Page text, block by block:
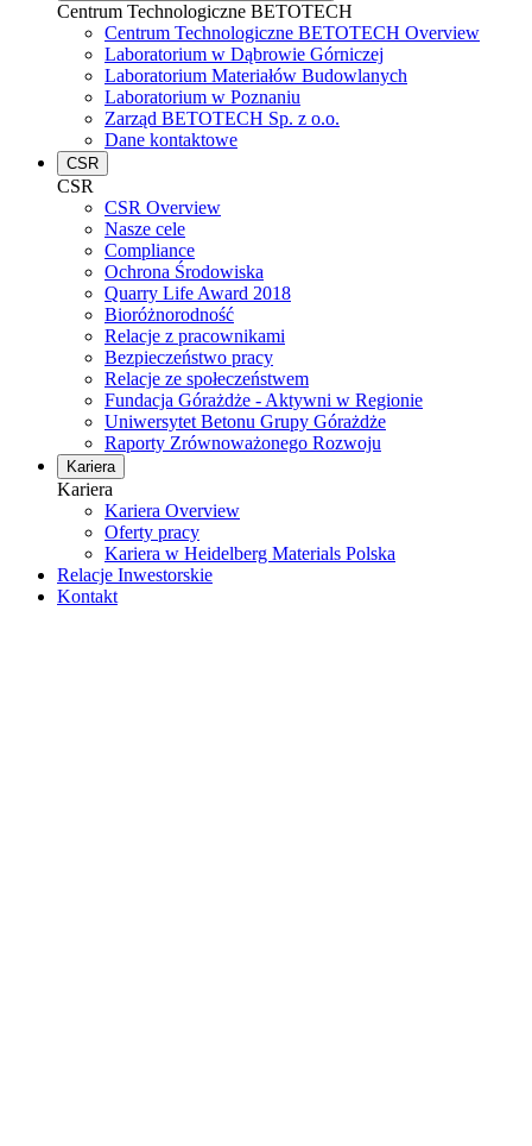
Centrum Technologiczne BETOTECH
Centrum Technologiczne BETOTECH Overview
Laboratorium w Dąbrowie Górniczej
Laboratorium Materiałów Budowlanych
Laboratorium w Poznaniu
Zarząd BETOTECH Sp. z o.o.
Dane kontaktowe
CSR
CSR
CSR Overview
Nasze cele
Compliance
Ochrona Środowiska
Quarry Life Award 2018
Bioróżnorodność
Relacje z pracownikami
Bezpieczeństwo pracy
Relacje ze społeczeństwem
Fundacja Górażdże - Aktywni w Regionie
Uniwersytet Betonu Grupy Górażdże
Raporty Zrównoważonego Rozwoju
Kariera
Kariera
Kariera Overview
Oferty pracy
Kariera w Heidelberg Materials Polska
Relacje Inwestorskie
Kontakt